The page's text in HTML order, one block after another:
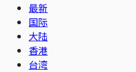
最新
国际
大陆
香港
台湾